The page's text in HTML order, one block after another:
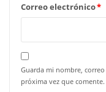
Correo electrónico*
Guarda mi nombre,
próxima vez que comente.